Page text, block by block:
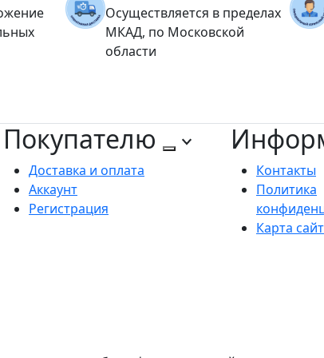
Осуществляется в пределах
МКАД, по Московской
области
Покупателю
Доставка и оплата
Аккаунт
Регистрация
Контакты
Политика
Карта